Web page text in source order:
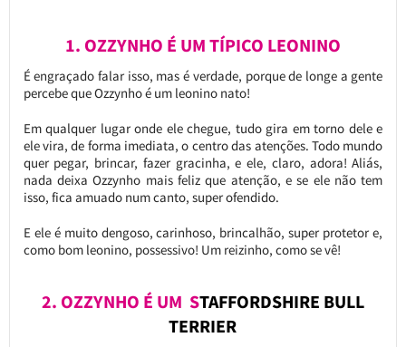
1. OZZYNHO É UM TÍPICO LEONINO
É engraçado falar isso, mas é verdade, porque de longe a gente
percebe que Ozzynho é um leonino nato!
Em qualquer lugar onde ele chegue, tudo gira em torno dele e
ele vira, de forma imediata, o centro das atenções. Todo mundo
quer pegar, brincar, fazer gracinha, e ele, claro, adora! Aliás,
nada deixa Ozzynho mais feliz que atenção, e se ele não tem
isso, fica amuado num canto, super ofendido.
E ele é muito dengoso, carinhoso, brincalhão, super protetor e,
como bom leonino, possessivo! Um reizinho, como se vê!
2. OZZYNHO É UM STAFFORDSHIRE BULL
TERRIER